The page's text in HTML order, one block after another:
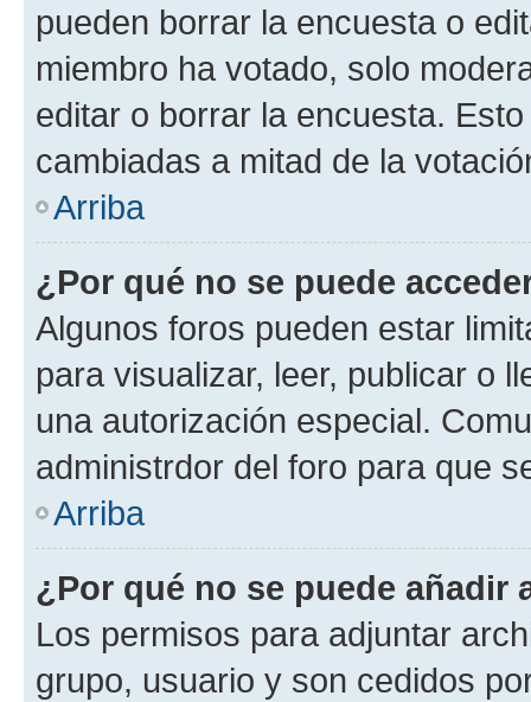
pueden borrar la encuesta o
miembro ha votado, solo
editar o borrar la encuesta.
cambiadas a mitad de la
Arriba
¿Por qué no se puede
Algunos foros pueden estar
para visualizar, leer, publicar o
una autorización especial.
administrdor del foro para que
Arriba
¿Por qué no se puede añadir
Los permisos para adjuntar
grupo, usuario y son cedidos